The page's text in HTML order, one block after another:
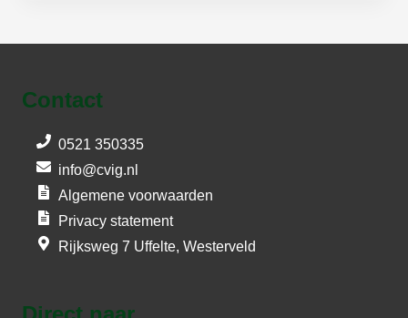
Contact
0521 350335
info@cvig.nl
Algemene voorwaarden
Privacy statement
Rijksweg 7 Uffelte, Westerveld